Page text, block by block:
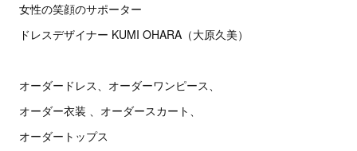
女性の笑顔のサポーター
ドレスデザイナー KUMI OHARA（大原久美）
オーダードレス、オーダーワンピース、
オーダー衣装 、オーダースカート、
オーダートップス